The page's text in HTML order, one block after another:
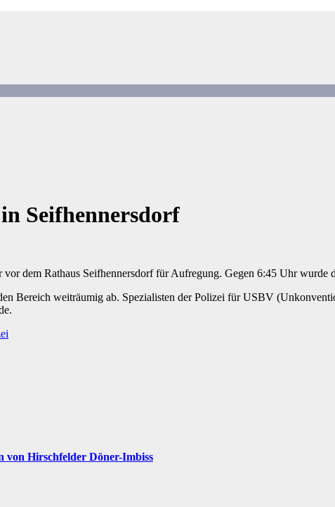
Seifhennersdorf
dem Rathaus Seifhennersdorf für Aufregung. Gegen 6:45 Uhr wurde
Bereich weiträumig ab. Spezialisten der Polizei für USBV
von Hirschfelder Döner-Imbiss